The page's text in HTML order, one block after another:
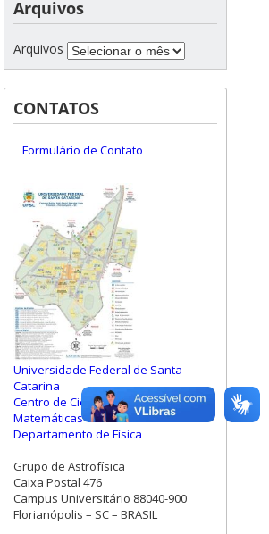
Arquivos
Arquivos
CONTATOS
Formulário de Contato
Universidade Federal de Santa
Catarina
Centro de Ciências Físicas e
Matemáticas
Departamento de Física
Grupo de Astrofísica
Caixa Postal 476
Campus Universitário 88040-900
Florianópolis – SC – BRASIL